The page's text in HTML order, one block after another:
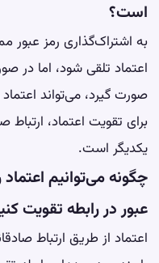
است؟
به اشتراک‌گذاری رمز
اعتماد تلقی شود، اما در
صورت گیرد، می‌تواند
برای تقویت اعتماد،
یکدیگر است.
چگونه می‌توانیم
عبور در رابطه تقویت
اعتماد از طریق ارتباط